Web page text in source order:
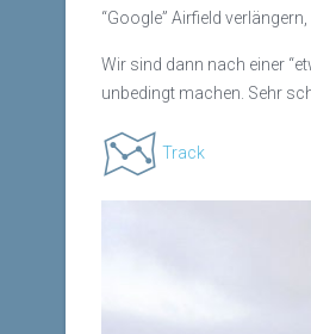
“Google” Airfield
Wir sind dann nach einer
unbedingt machen. Sehr
Track